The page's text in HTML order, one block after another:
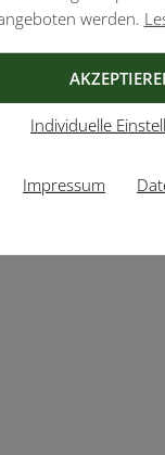
werden.
Individuelle
Impressum